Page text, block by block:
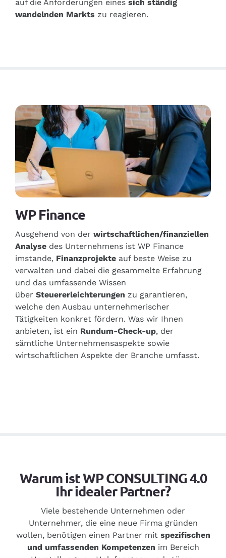
auf die Anforderungen eines sich ständig
wandelnden Markts zu reagieren.
WP Finance
Ausgehend von der wirtschaftlichen/finanziellen
Analysedes Unternehmens ist WP Finance
imstande, Finanzprojekteauf beste Weise zu
verwalten und dabei die gesammelte Erfahrung
und das umfassende Wissen
über Steuererleichterungen zu garantieren,
welche den Ausbau unternehmerischer
Tätigkeiten konkret fördern. Was wir Ihnen
anbieten, ist ein Rundum-Check-up, der
sämtliche Unternehmensaspekte sowie
wirtschaftlichen Aspekte der Branche umfasst.
Warum ist WP CONSULTING 4.0
Ihr idealer Partner?
Viele bestehende Unternehmen oder
Unternehmer, die eine neue Firma gründen
wollen, benötigen einen Partner mit spezifischen
und umfassenden Kompetenzen im Bereich